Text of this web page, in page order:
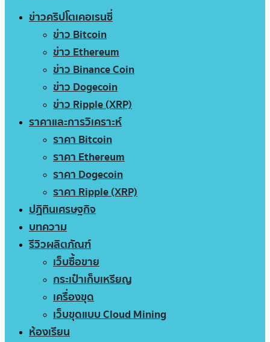
ข่าวคริปโตเคอเรนซี่
ข่าว Bitcoin
ข่าว Ethereum
ข่าว Binance Coin
ข่าว Dogecoin
ข่าว Ripple (XRP)
ราคาและการวิเคราะห์
ราคา Bitcoin
ราคา Ethereum
ราคา Dogecoin
ราคา Ripple (XRP)
ปฏิทินเศรษฐกิจ
บทความ
รีวิวผลิตภัณฑ์
เว็บซื้อขาย
กระเป๋าเก็บเหรียญ
เครื่องขุด
เว็บขุดแบบ Cloud Mining
ห้องเรียน